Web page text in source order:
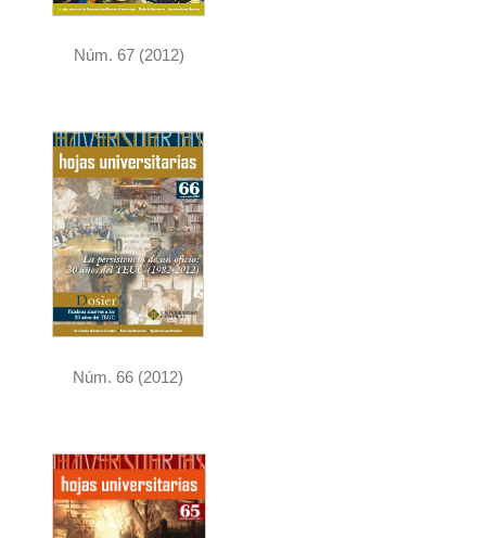
Núm. 67 (2012)
Núm. 66 (2012)